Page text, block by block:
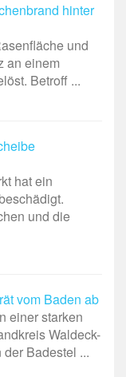
hinter
und
an einem
Betroff ...
hat ein
und die
vom Baden ab
einer starken
Waldeck-
Badestel ...